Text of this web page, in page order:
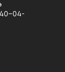
04-